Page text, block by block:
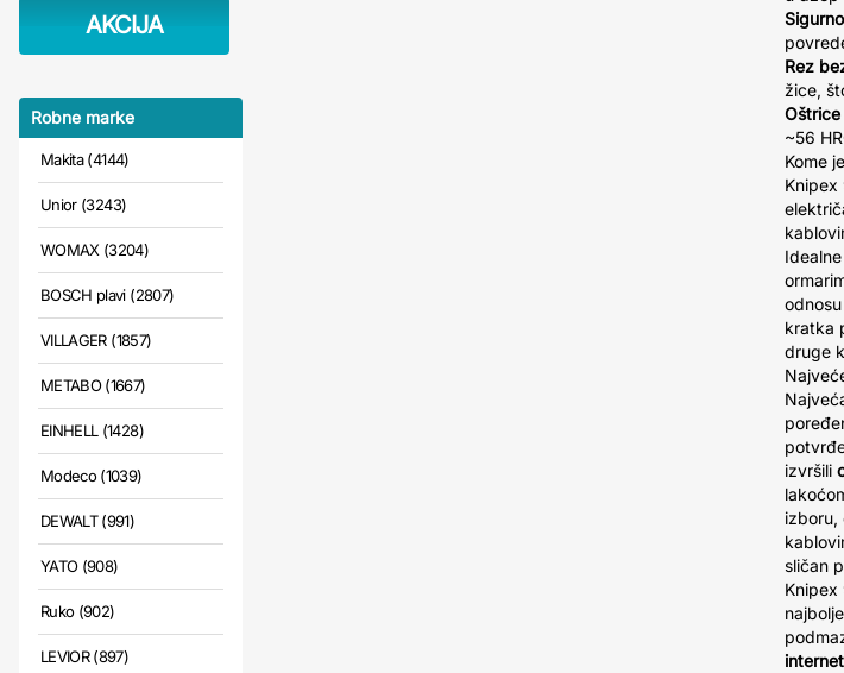
AKCIJA
Robne marke
Makita (4144)
Unior (3243)
WOMAX (3204)
BOSCH plavi (2807)
VILLAGER (1857)
METABO (1667)
EINHELL (1428)
Modeco (1039)
DEWALT (991)
YATO (908)
Ruko (902)
LEVIOR (897)
Rez
žice,
~56
Kome
Knipex
kratka
druge
izvršili
izboru,
sličan
Knipex